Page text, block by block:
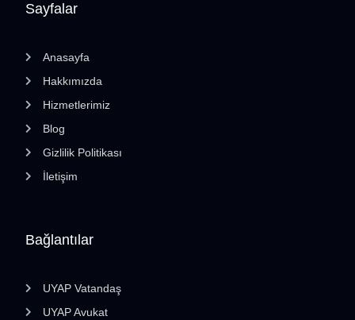
Bağlantılar
UYAP Vatandaş
UYAP Avukat
Sayfalar
Anasayfa
Hakkımızda
Hizmetlerimiz
Blog
Gizlilik Politikası
İletişim